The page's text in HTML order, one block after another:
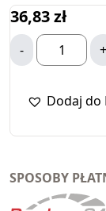
36,83zł
- +
Dodaj do
SPOSOBY